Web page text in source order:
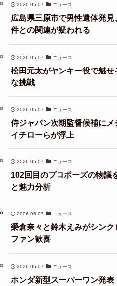
2026-05-07 ニュース
広島県三原市で男性遺体発
件との関連が疑われる
2026-05-07 ニュース
松田元太がヤンキー役で魅
な挑戦
2026-05-07 ニュース
侍ジャパン次期監督候補に
イチローらが浮上
2026-05-07 ニュース
102回目のプロポーズの物議
と魅力分析
2026-05-07 ニュース
榮倉奈々と鈴木えみがシン
ファン歓喜
2026-05-07 ニュース
ホンダ新型スーパーワン発